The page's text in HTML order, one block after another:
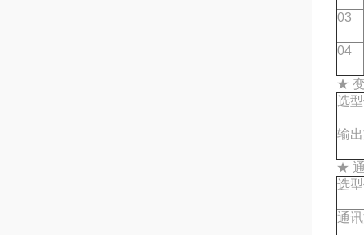
03
04
★
选
输
★
选
通